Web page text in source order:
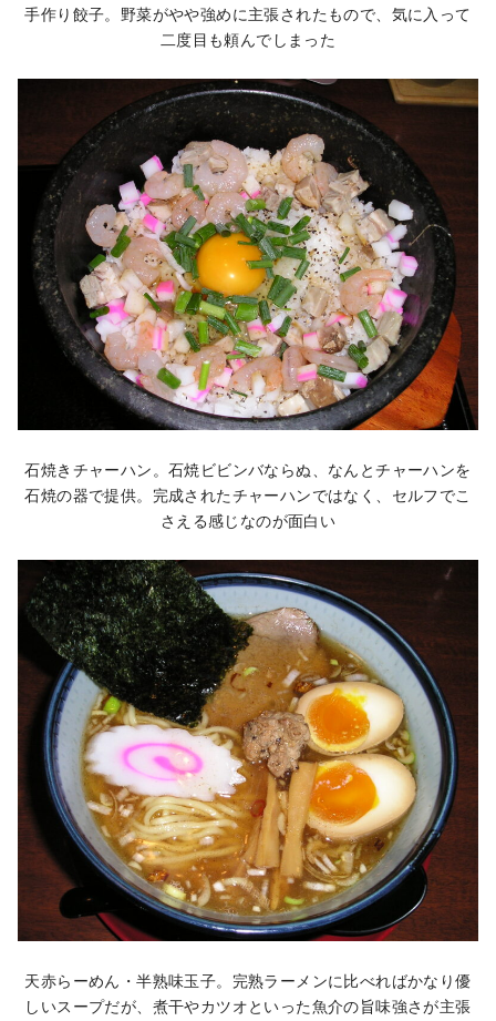
手作り餃子。野菜がやや強めに主張されたもので、気に入って
二度目も頼んでしまった
石焼きチャーハン。石焼ビビンバならぬ、なんとチャーハンを
石焼の器で提供。完成されたチャーハンではなく、セルフでこ
さえる感じなのが面白い
天赤らーめん・半熟味玉子。完熟ラーメンに比べればかなり優
しいスープだが、煮干やカツオといった魚介の旨味強さが主張